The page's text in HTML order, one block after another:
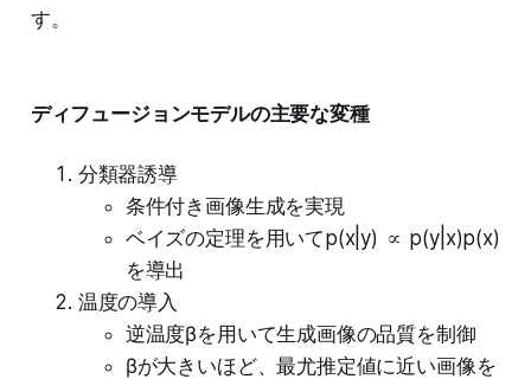
す。
ディフュージョンモデルの主要な変種
分類器誘導
条件付き画像生成を実現
ベイズの定理を用いてp(x|y) ∝ p(y|x)p(x)
を導出
温度の導入
逆温度βを用いて生成画像の品質を制御
βが大きいほど、最尤推定値に近い画像を